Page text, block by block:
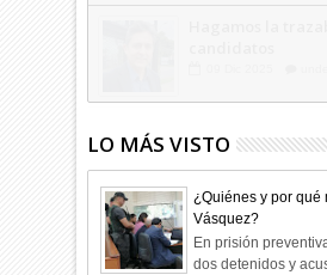
LO MÁS VISTO
¿Quiénes y por qué
Vásquez?
En prisión
dos detenidos y